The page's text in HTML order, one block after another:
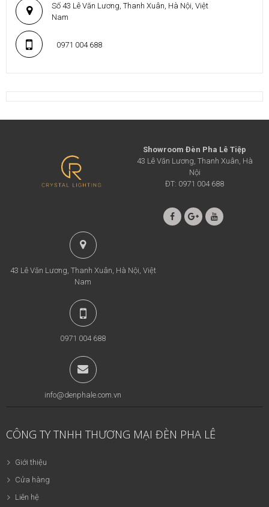
Số 43 Lê Văn Lương, Thanh Xuân, Hà Nội, Việt
Nam
0971 004 688
Showroom Đèn Pha Lê Tiệp
43 Lê Văn Lương, Thanh Xuân, Hà
Nội
ĐT: 0971 004 688
43 Lê Văn Lương, Thanh Xuân, Hà Nội, Việt
Nam
0971 004 688
info@denphale.com.vn
CÔNG TY TNHH THƯƠNG MẠI ĐÈN PHA LÊ
Giới thiệu
Cửa hàng
Liên hệ